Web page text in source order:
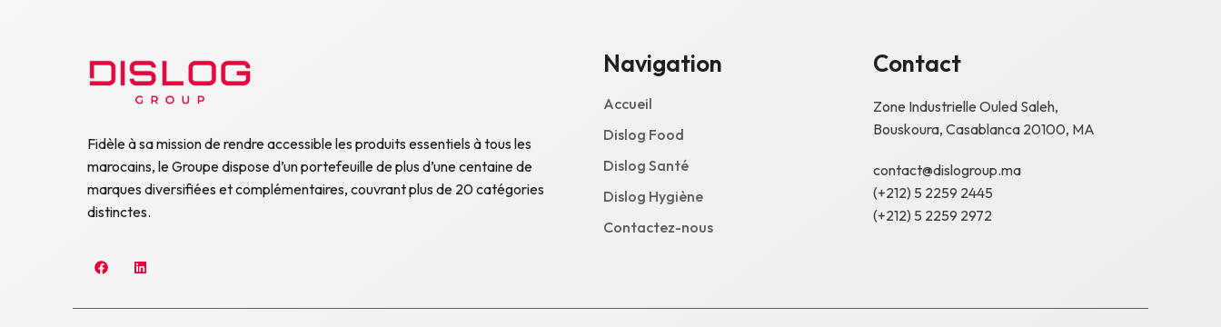
Fidèle à sa mission de rendre accessible les produits essentiels à tous les
marocains, le Groupe dispose d’un portefeuille de plus d’une centaine de
marques diversifiées et complémentaires, couvrant plus de 20 catégories
distinctes.
Navigation
Accueil
Dislog Food
Dislog Santé
Dislog Hygiène
Contactez-nous
Contact
Zone Industrielle Ouled Saleh,
Bouskoura, Casablanca 20100, MA
contact@dislogroup.ma
(+212) 5 2259 2445
(+212) 5 2259 2972